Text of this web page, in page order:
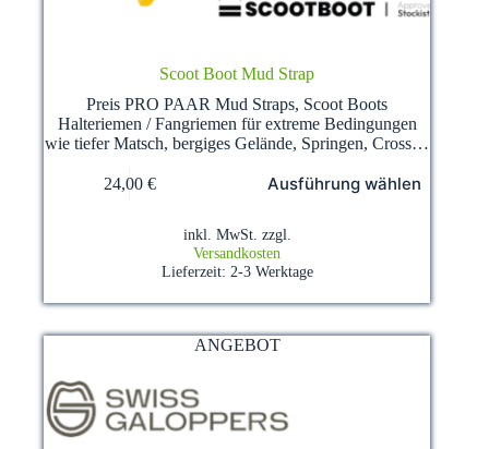
Scoot Boot Mud Strap
Preis PRO PAAR Mud Straps, Scoot Boots
Halteriemen / Fangriemen für extreme Bedingungen
wie tiefer Matsch, bergiges Gelände, Springen, Cross…
24,00 € Ausführung wählen
Optionen
Produktseite
gewählt
werden
inkl. MwSt. zzgl.
Versandkosten
Lieferzeit: 2-3 Werktage
ANGEBOT